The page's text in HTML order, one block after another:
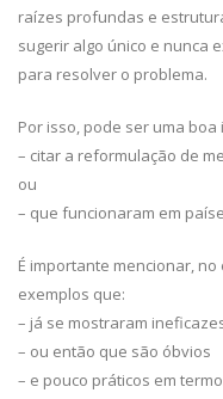
raízes profundas e
sugerir algo único e nunca
para resolver o problema.
Por isso, pode ser uma boa
– citar a reformulação de
ou
– que funcionaram em
É importante mencionar,
exemplos que:
– já se mostraram
– ou então que são óbvios
– e pouco práticos em